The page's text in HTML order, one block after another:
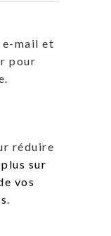
e-mail et
pour
réduire
sur
vos
.